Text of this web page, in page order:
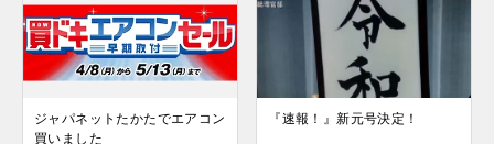
ジャパネットたかたでエアコン
買いました
『速報！』新元号決定！